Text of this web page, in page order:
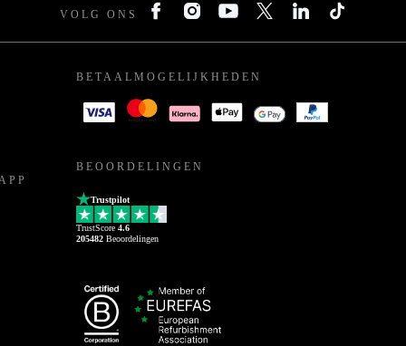
VOLG ONS
BETAALMOGELIJKHEDEN
BEOORDELINGEN
Trustpilot
TrustScore 4.6
205482 Beoordelingen